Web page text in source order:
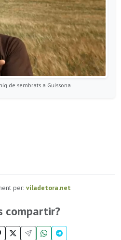
de sembrats a Guissona
per: viladetora.net
compartir?